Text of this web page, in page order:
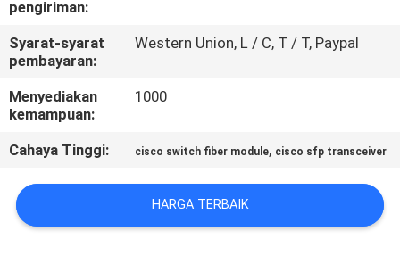
KAMI
BERITA
KASUS
SITEMAP
pengiriman:
Syarat-syarat
pembayaran:
Western Union, L / C, T / T, Paypal
Menyediakan
kemampuan:
1000
Cahaya Tinggi: cisco switch fiber module, cisco sfp transceiver
HARGA TERBAIK